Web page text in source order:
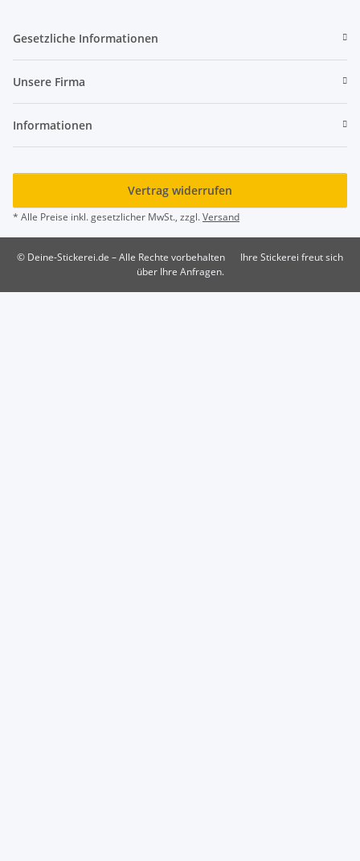
Gesetzliche Informationen
Unsere Firma
Informationen
Vertrag widerrufen
* Alle Preise inkl. gesetzlicher MwSt., zzgl.Versand
© Deine-Stickerei.de – Alle Rechte vorbehalten
Ihre Stickerei freut sich
über Ihre Anfragen.